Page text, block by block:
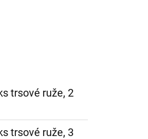
trsové ruže, 2
trsové ruže, 3